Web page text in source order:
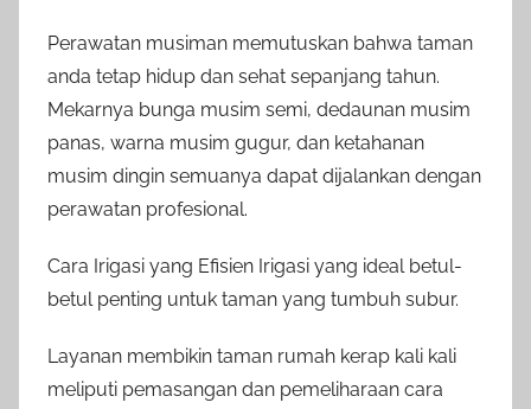
Perawatan musiman memutuskan bahwa taman
anda tetap hidup dan sehat sepanjang tahun.
Mekarnya bunga musim semi, dedaunan musim
panas, warna musim gugur, dan ketahanan
musim dingin semuanya dapat dijalankan dengan
perawatan profesional.
Cara Irigasi yang Efisien Irigasi yang ideal betul-
betul penting untuk taman yang tumbuh subur.
Layanan membikin taman rumah kerap kali kali
meliputi pemasangan dan pemeliharaan cara